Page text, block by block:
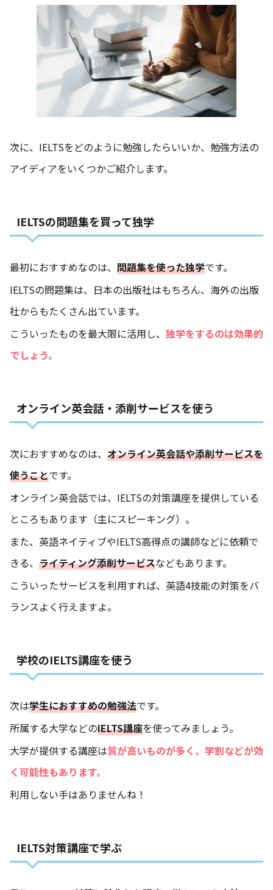
次に、IELTSをどのように勉強したらいいか、勉強方法の
アイディアをいくつかご紹介します。
IELTSの問題集を買って独学
最初におすすめなのは、 問題集を使った独学です。
IELTSの問題集は、日本の出版社はもちろん、海外の出版
社からもたくさん出ています。
こういったものを最大限に活用し、 独学をするのは効果的
でしょう。
オンライン英会話・添削サービスを使う
次におすすめなのは、 オンライン英会話や添削サービスを
使うことです。
オンライン英会話では、IELTSの対策講座を提供している
ところもあります（主にスピーキング）。
また、英語ネイティブやIELTS高得点の講師などに依頼で
きる、 ライティング添削サービスなどもあります。
こういったサービスを利用すれば、英語4技能の対策をバ
ランスよく行えますよ。
学校のIELTS講座を使う
次は学生におすすめの勉強法です。
所属する大学などのIELTS講座を使ってみましょう。
大学が提供する講座は質が高いものが多く、学割などが効
く可能性もあります。
利用しない手はありませんね！
IELTS対策講座で学ぶ